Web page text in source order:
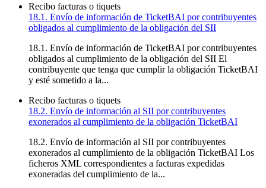
Recibo facturas o tiquets
18.1. Envío de información de TicketBAI por contribuyentes
obligados al cumplimiento de la obligación del SII
18.1. Envío de información de TicketBAI por contribuyentes
obligados al cumplimiento de la obligación del SII El
contribuyente que tenga que cumplir la obligación TicketBAI
y esté sometido a la...
Recibo facturas o tiquets
18.2. Envío de información al SII por contribuyentes
exonerados al cumplimiento de la obligación TicketBAI
18.2. Envío de información al SII por contribuyentes
exonerados al cumplimiento de la obligación TicketBAI Los
ficheros XML correspondientes a facturas expedidas
exoneradas del cumplimiento de la...